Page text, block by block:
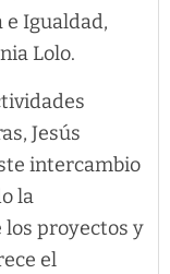
e Igualdad,
Lolo.
Jesús
intercambio
la
proyectos y
el